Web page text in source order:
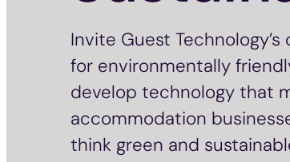
Invite Guest
for environmentally
develop technology that
accommodation
think green and